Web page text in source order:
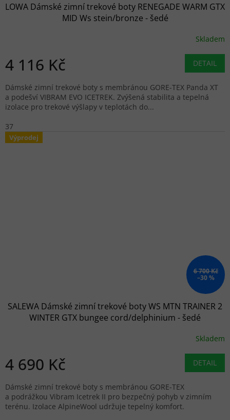
LOWA Dámské zimní trekové boty RENEGADE WARM GTX
MID Ws stein/bronze - šedé
Skladem
4 116 Kč DETAIL
Dámské zimní trekové boty s membránou GORE-TEX Panda XT
a podešví VIBRAM EVO ICETREK. Zvýšená stabilita a tepelná
izolace pro trekové výšlapy v teplotách do...
37
Výprodej
6 700 Kč
–30 %
SALEWA Dámské zimní trekové boty WS MTN TRAINER 2
WINTER GTX bungee cord/delphinium - šedé
Skladem
4 690 Kč DETAIL
Dámské zimní trekové boty s membránou GORE-TEX
a podrážkou Vibram Icetrek II pro bezpečný pohyb v zimním
terénu. Izolace AlpineWool udržuje tepelný komfort.